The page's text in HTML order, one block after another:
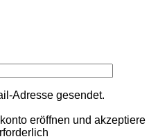
Adresse gesendet.
eröffnen und akzeptiere